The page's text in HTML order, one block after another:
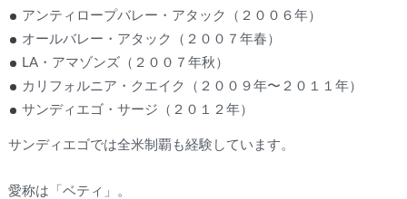
アンティロープバレー・アタック（２００６年）
オールバレー・アタック（２００７年春）
LA・アマゾンズ（２００７年秋）
カリフォルニア・クエイク（２００９年〜２０１１年）
サンディエゴ・サージ（２０１２年）
サンディエゴでは全米制覇も経験しています。
愛称は「ベティ」。